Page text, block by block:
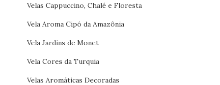
Velas Cappuccino, Chalé e Floresta
Vela Aroma Cipó da Amazônia
Vela Jardins de Monet
Vela Cores da Turquia
Velas Aromáticas Decoradas